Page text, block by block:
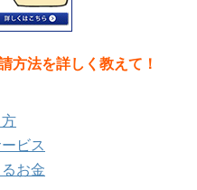
法を詳しく教えて！
ビス
お金